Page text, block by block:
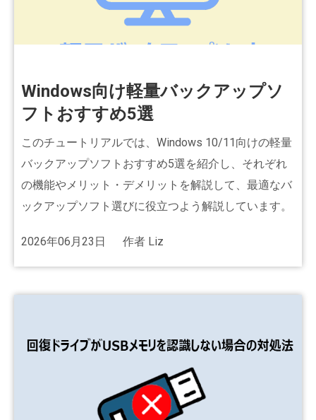
Windows向け軽量バックアップソ
フトおすすめ5選
このチュートリアルでは、Windows 10/11向けの軽量
バックアップソフトおすすめ5選を紹介し、それぞれ
の機能やメリット・デメリットを解説して、最適なバ
ックアップソフト選びに役立つよう解説しています。
2026年06月23日 作者 Liz